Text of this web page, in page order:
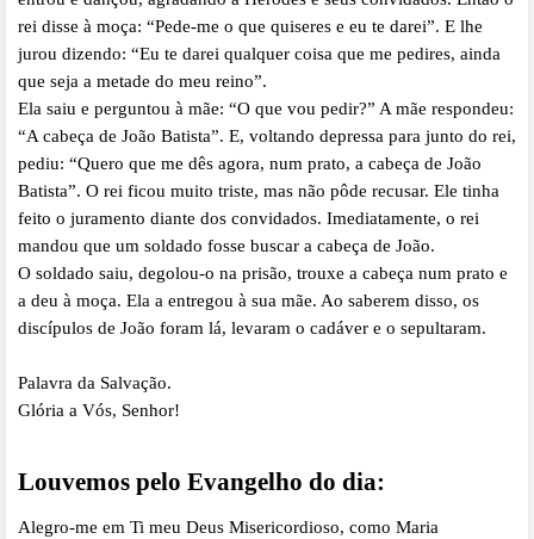
rei disse à moça: “Pede-me o que quiseres e eu te darei”. E lhe
jurou dizendo: “Eu te darei qualquer coisa que me pedires, ainda
que seja a metade do meu reino”.
Ela saiu e perguntou à mãe: “O que vou pedir?” A mãe respondeu:
“A cabeça de João Batista”. E, voltando depressa para junto do rei,
pediu: “Quero que me dês agora, num prato, a cabeça de João
Batista”. O rei ficou muito triste, mas não pôde recusar. Ele tinha
feito o juramento diante dos convidados. Imediatamente, o rei
mandou que um soldado fosse buscar a cabeça de João.
O soldado saiu, degolou-o na prisão, trouxe a cabeça num prato e
a deu à moça. Ela a entregou à sua mãe. Ao saberem disso, os
discípulos de João foram lá, levaram o cadáver e o sepultaram.
Palavra da Salvação.
Glória a Vós, Senhor!
Louvemos pelo Evangelho do dia:
Alegro-me em Ti meu Deus Misericordioso, como Maria